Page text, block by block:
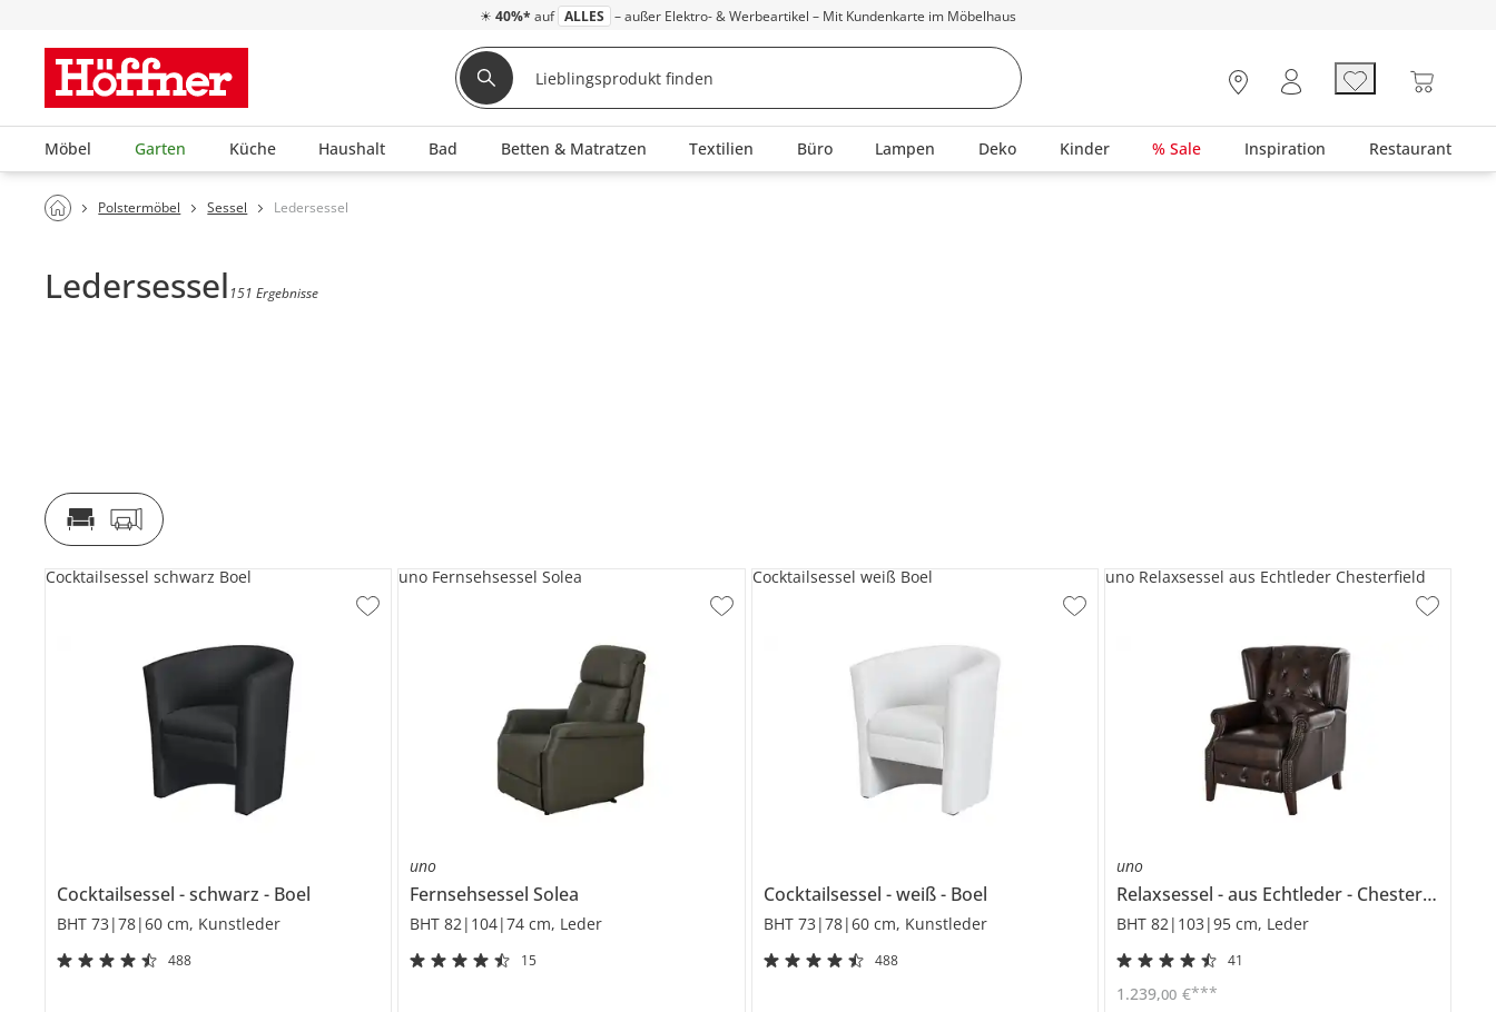
☀ 40%* auf ALLES – außer Elektro- & Werbeartikel – Mit Kundenkarte im Möbelhaus
Möbel Garten Küche Haushalt Bad Betten & Matratzen Textilien Büro Lampen Deko Kinder % Sale Inspiration Restaurant
Polstermöbel Sessel Ledersessel
Ledersessel 151 Ergebnisse
Cocktailsessel schwarz Boel
BHT 73|78|60 cm, Kunstleder
488
Cocktailsessel schwarz Boel
uno
FernsehsesselSolea
BHT 82|104|74 cm, Leder
15
uno Fernsehsessel Solea
Cocktailsessel weiß Boel
BHT 73|78|60 cm, Kunstleder
488
Cocktailsessel weiß Boel
uno
Relaxsessel aus Echtleder Chesterfield
BHT 82|103|95 cm, Leder
41
1.239,00 €***
uno Relaxsessel aus Echtleder Chesterfield